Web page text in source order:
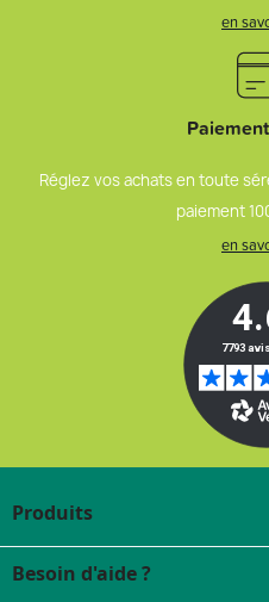
en
Réglez vos achats en toute
paiement
en
Produits
Besoin d'aide ?